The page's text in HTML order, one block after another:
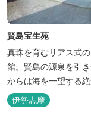
賢島宝生苑
真珠を育むリアス式
館。賢島の源泉を引
からは海を一望する
とした和会席でおもて
伊勢志摩